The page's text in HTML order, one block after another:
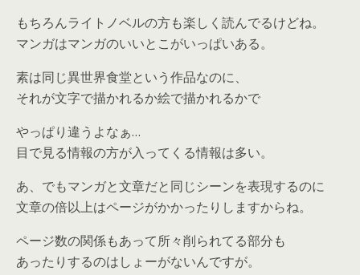
もちろんライトノベルの方も楽しく読んでるけどね。
マンガはマンガのいいとこがいっぱいある。
素は同じ異世界食堂という作品なのに、
それが文字で描かれるか絵で描かれるかで
やっぱり違うよなぁ…
目で見る情報の方が入ってくる情報は多い。
あ、でもマンガと文章だと同じシーンを表現するのに
文章の倍以上はページがかかったりしますからね。
ページ数の関係もあって所々削られてる部分も
あったりするのはしょーがないんですが。